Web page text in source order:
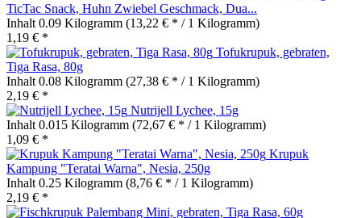
TicTac Snack, Huhn Zwiebel Geschmack, Dua...
Inhalt 0.09 Kilogramm (13,22 € * / 1 Kilogramm)
1,19 € *
Tofukrupuk, gebraten,
Tiga Rasa, 80g
Inhalt 0.08 Kilogramm (27,38 € * / 1 Kilogramm)
2,19 € *
Nutrijell Lychee, 15g
Inhalt 0.015 Kilogramm (72,67 € * / 1 Kilogramm)
1,09 € *
Krupuk
Kampung "Teratai Warna", Nesia, 250g
Inhalt 0.25 Kilogramm (8,76 € * / 1 Kilogramm)
2,19 € *